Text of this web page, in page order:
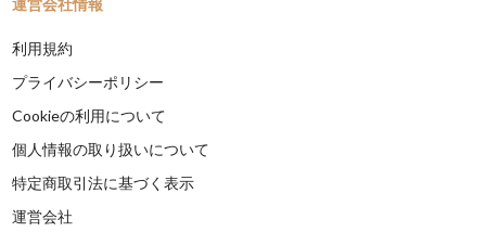
運営会社情報
利用規約
プライバシーポリシー
Cookieの利用について
個人情報の取り扱いについて
特定商取引法に基づく表示
運営会社